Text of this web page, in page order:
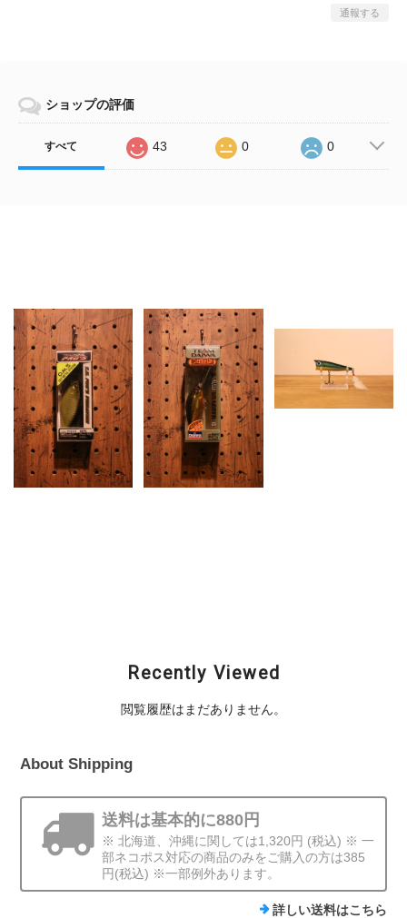
通報する
ショップの評価
すべて 43 0 0
Recently Viewed
閲覧履歴はまだありません。
About Shipping
送料は基本的に880円
※ 北海道、沖縄に関しては1,320円 (税込) ※ 一
部ネコポス対応の商品のみをご購入の方は385
円(税込) ※一部例外あります。
詳しい送料はこちら